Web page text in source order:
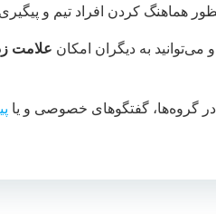
هماهنگ کردن افراد تیم و
می‌توانید به دیگران امکان علامت
در گروه‌ها، گفتگوهای خصوصی و یا